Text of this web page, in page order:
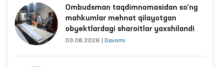
Ombudsman taqdimnomasidan so‘ng
mahkumlar mehnat qilayotgan
obyektlardagi sharoitlar yaxshilandi
03.08.2026 Davomi